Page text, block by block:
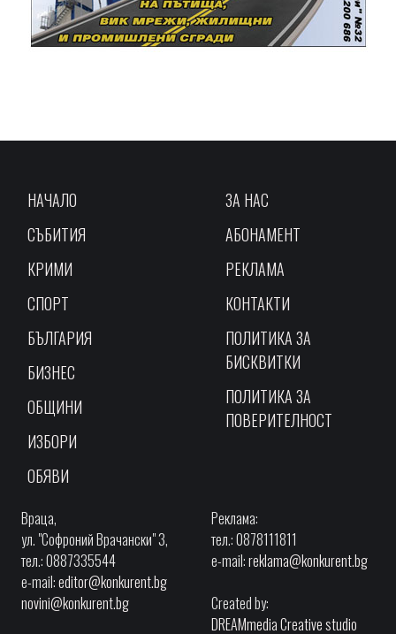
НАЧАЛО
СЪБИТИЯ
КРИМИ
СПОРТ
БЪЛГАРИЯ
БИЗНЕС
ОБЩИНИ
ИЗБОРИ
ОБЯВИ
ЗА НАС
АБОНАМЕНТ
РЕКЛАМА
КОНТАКТИ
ПОЛИТИКА ЗА
БИСКВИТКИ
ПОЛИТИКА ЗА
ПОВЕРИТЕЛНОСТ
Враца,
ул. "Софроний Врачански" 3,
тел.: 0887335544
e-mail:editor@konkurent.bg
novini@konkurent.bg
Реклама:
тел.: 0878111811
e-mail:reklama@konkurent.bg
Created by:
DREAMmedia Creative studio